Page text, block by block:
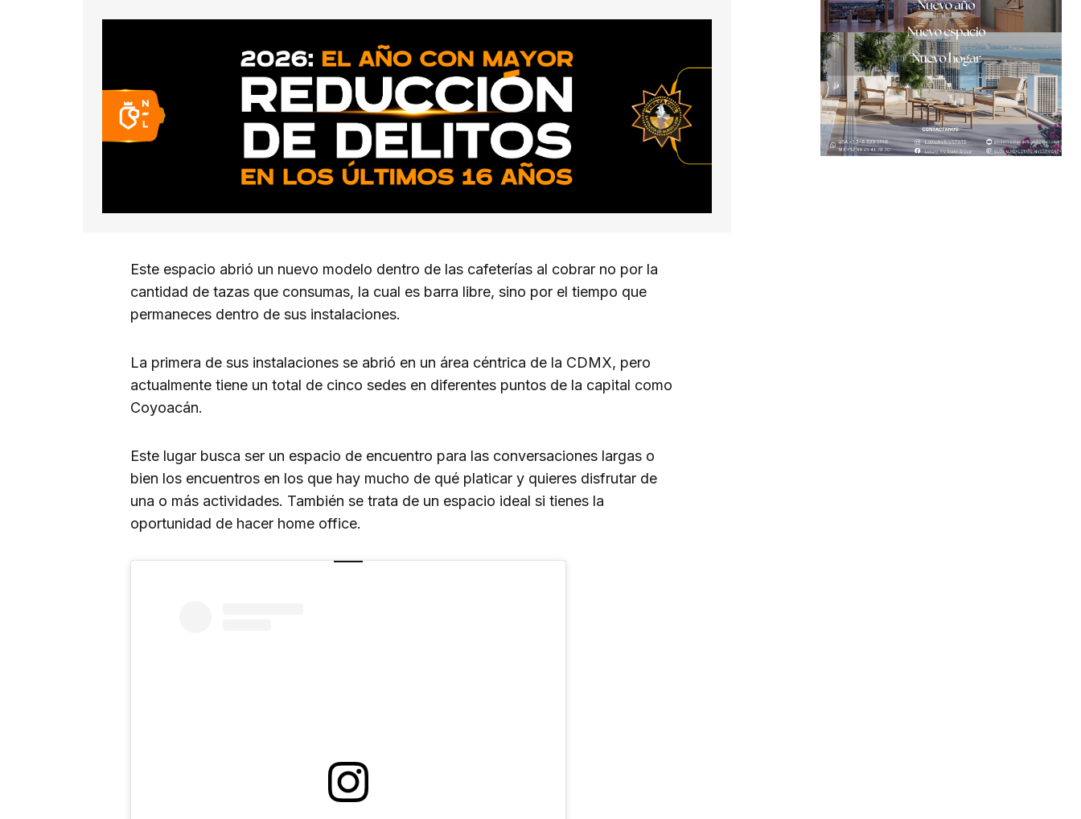
Este espacio abrió un nuevo modelo dentro de las cafeterías al cobrar no por la
cantidad de tazas que consumas, la cual es barra libre, sino por el tiempo que
permaneces dentro de sus instalaciones.
La primera de sus instalaciones se abrió en un área céntrica de la CDMX, pero
actualmente tiene un total de cinco sedes en diferentes puntos de la capital como
Coyoacán.
Este lugar busca ser un espacio de encuentro para las conversaciones largas o
bien los encuentros en los que hay mucho de qué platicar y quieres disfrutar de
una o más actividades. También se trata de un espacio ideal si tienes la
oportunidad de hacer home office.